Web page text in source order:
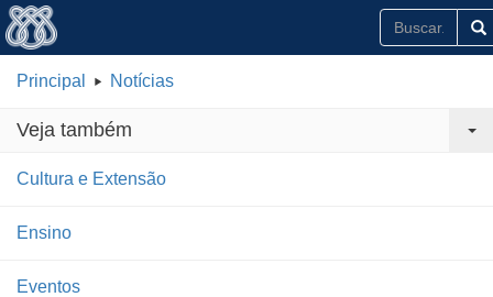
Principal Notícias
Veja também
Cultura e Extensão
Ensino
Eventos